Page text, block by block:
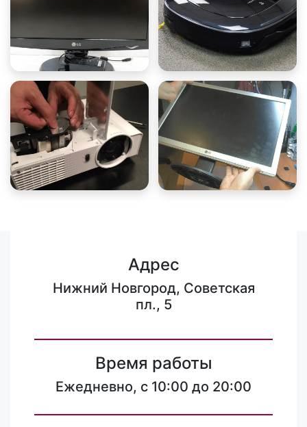
Адрес
Нижний Новгород, Советская
пл., 5
Время работы
Ежедневно, с 10:00 до 20:00